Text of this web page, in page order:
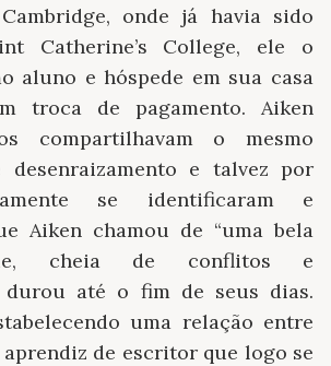
onde já havia sido
Catherine’s College, ele o
aluno e hóspede em sua casa
troca de pagamento. Aiken
compartilhavam o mesmo
desenraizamento e talvez por
se identificaram e
Aiken chamou de “uma bela
cheia de conflitos e
durou até o fim de seus dias.
uma relação entre
de escritor que logo se